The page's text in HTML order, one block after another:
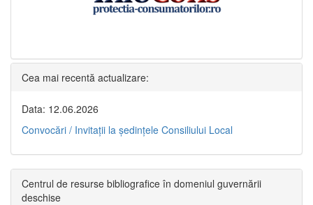
Cea mai recentă actualizare:
Data: 12.06.2026
Convocări / Invitaţii la şedinţele Consiliului Local
Centrul de resurse bibliografice în domeniul guvernării
deschise